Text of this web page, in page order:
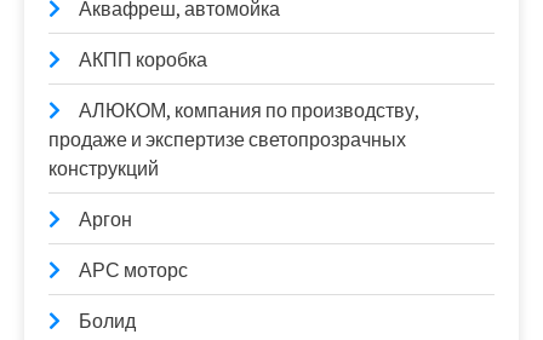
Аквафреш, автомойка
АКПП коробка
АЛЮКОМ, компания по производству,
продаже и экспертизе светопрозрачных
конструкций
Аргон
АРС моторс
Болид